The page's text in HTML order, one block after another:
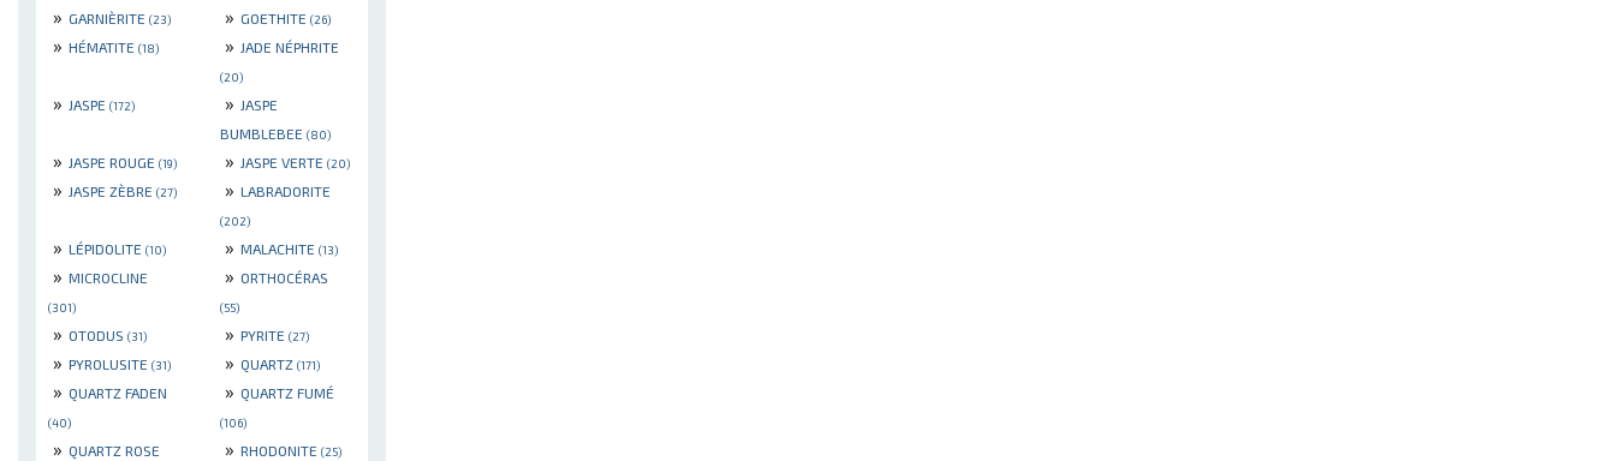
» GARNIÈRITE (23) » GOETHITE (26)
» HÉMATITE (18) » JADE NÉPHRITE
(20)
» JASPE (172) » JASPE
BUMBLEBEE (80)
» JASPE ROUGE (19) » JASPE VERTE (20)
» JASPE ZÈBRE (27) » LABRADORITE
(202)
» LÉPIDOLITE (10) » MALACHITE (13)
» MICROCLINE
(301)
» ORTHOCÉRAS
(55)
» OTODUS (31) » PYRITE (27)
» PYROLUSITE (31) » QUARTZ (171)
» QUARTZ FADEN
(40)
» QUARTZ FUMÉ
(106)
» QUARTZ ROSE » RHODONITE (25)